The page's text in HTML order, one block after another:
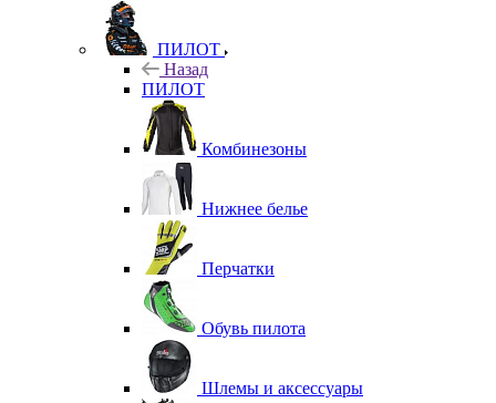
ПИЛОТ
Назад
ПИЛОТ
Комбинезоны
Нижнее белье
Перчатки
Обувь пилота
Шлемы и аксессуары